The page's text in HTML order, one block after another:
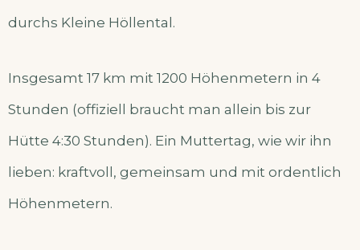
durchs Kleine Höllental.
Insgesamt 17 km mit 1200 Höhenmetern in 4
Stunden (offiziell braucht man allein bis zur
Hütte 4:30 Stunden). Ein Muttertag, wie wir ihn
lieben: kraftvoll, gemeinsam und mit ordentlich
Höhenmetern.